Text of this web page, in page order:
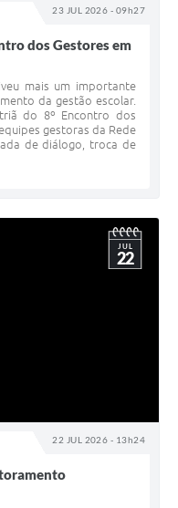
23 JUL 2026 - 09h27
dos Gestores em
mais um importante
da gestão escolar.
do 8º Encontro dos
gestoras da Rede
de diálogo, troca de
22 JUL 2026 - 13h24
JUL
22